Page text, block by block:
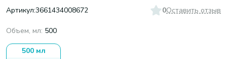
Артикул:3661434008672 0Оставить отзыв
Объем, мл: 500
500 мл